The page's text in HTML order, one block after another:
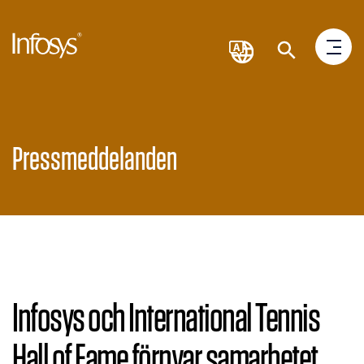
Pressmeddelanden
Infosys och International Tennis